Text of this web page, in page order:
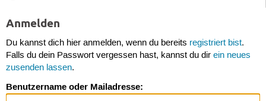
Anmelden
Du kannst dich hier anmelden, wenn du bereits registriert bist.
Falls du dein Passwort vergessen hast, kannst du dir ein neues
zusenden lassen.
Benutzername oder Mailadresse: